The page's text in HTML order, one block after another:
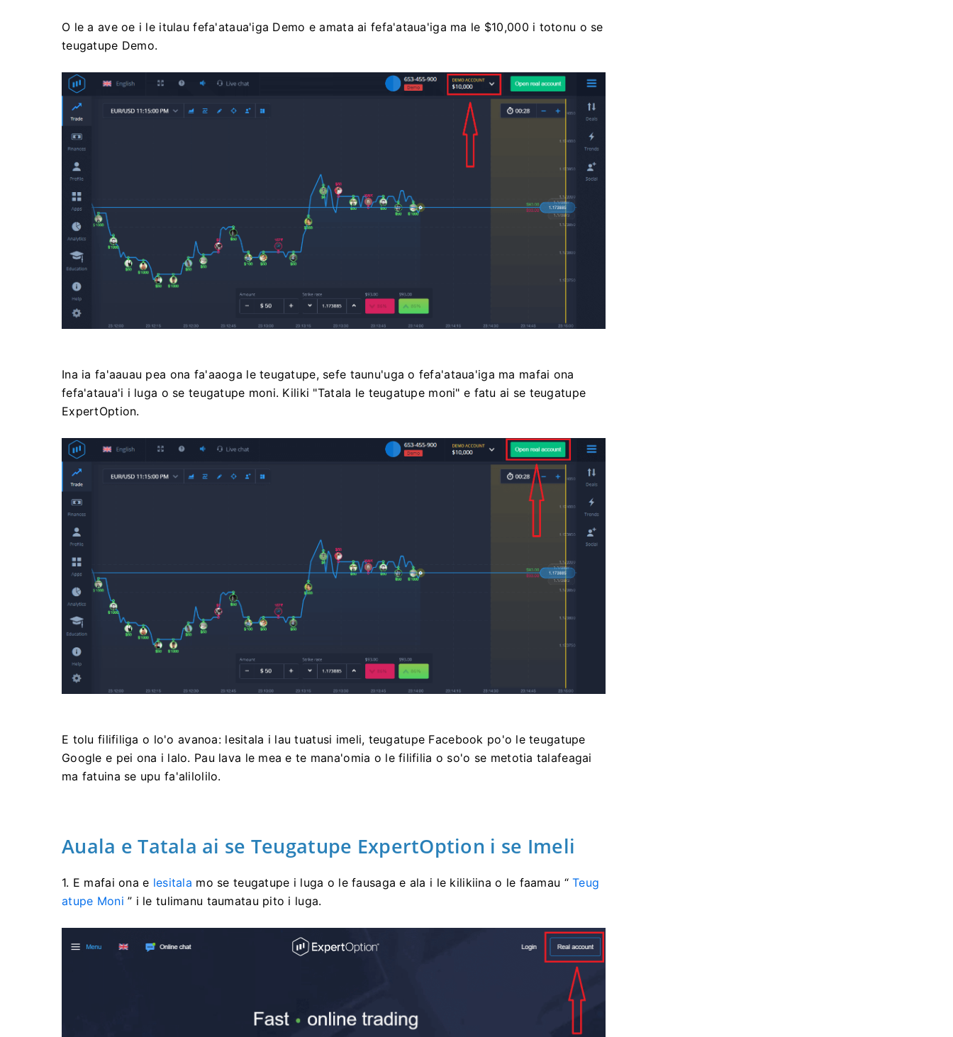
O le a ave oe i le itulau fefa'ataua'iga Demo e amata ai fefa'ataua'iga ma le $10,000 i totonu o se
teugatupe Demo.
Ina ia fa'aauau pea ona fa'aaoga le teugatupe, sefe taunu'uga o fefa'ataua'iga ma mafai ona
fefa'ataua'i i luga o se teugatupe moni. Kiliki "Tatala le teugatupe moni" e fatu ai se teugatupe
ExpertOption.
E tolu filifiliga o lo'o avanoa: lesitala i lau tuatusi imeli, teugatupe Facebook po'o le teugatupe
Google e pei ona i lalo. Pau lava le mea e te mana'omia o le filifilia o so'o se metotia talafeagai
ma fatuina se upu fa'alilolilo.
Auala e Tatala ai se Teugatupe ExpertOption i se Imeli
1. E mafai ona e lesitala mo se teugatupe i luga o le fausaga e ala i le kilikiina o le faamau “Teug
atupe Moni ” i le tulimanu taumatau pito i luga.